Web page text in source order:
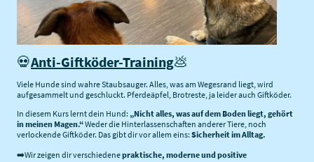
💀Anti-Giftköder-Training💩
Viele Hunde sind wahre Staubsauger. Alles, was am Wegesrand liegt, wird
aufgesammelt und geschluckt. Pferdeäpfel, Brotreste, ja leider auch Giftköder.
In diesem Kurs lernt dein Hund: „Nicht alles, was auf dem Boden liegt, gehört
in meinen Magen.“Weder die Hinterlassenschaften anderer Tiere, noch
verlockende Giftköder. Das gibt dir vor allem eins: Sicherheit im Alltag.
➡️Wir zeigen dir verschiedenepraktische, moderne und positive